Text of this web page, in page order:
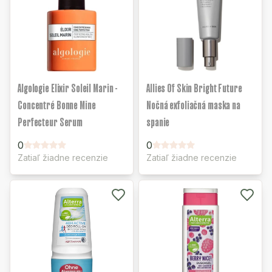
Algologie Elixir Soleil Marin -
Concentré Bonne Mine
Perfecteur Serum
0
Zatiaľ žiadne recenzie
Allies Of Skin Bright Future
Nočná exfoliačná maska na
spanie
0
Zatiaľ žiadne recenzie